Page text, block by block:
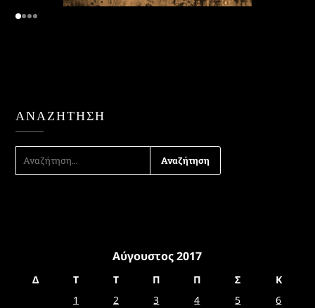
ΑΝΑΖΉΤΗΣΗ
ΑΝΑΖΉΤΗΣΗ
ΓΙΑ:
Αύγουστος 2017
Δ Τ Τ Π Π Σ
Κ
1
2 3 4 5
6